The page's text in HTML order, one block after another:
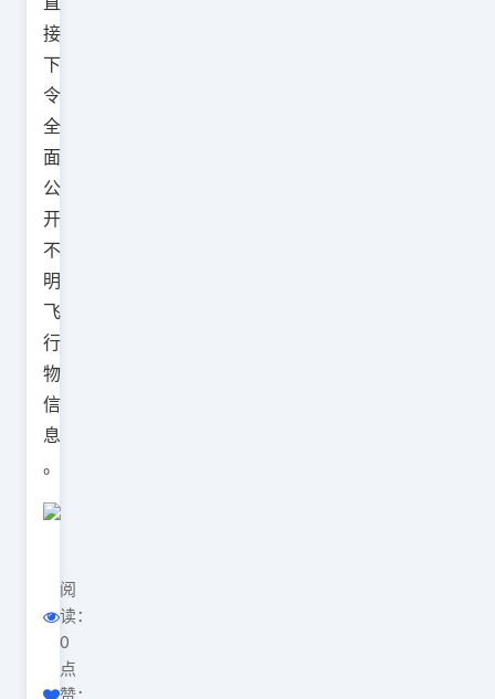
接
下
令
全
面
公
开
不
明
飞
行
物
信
息
。
阅
读：
0
点